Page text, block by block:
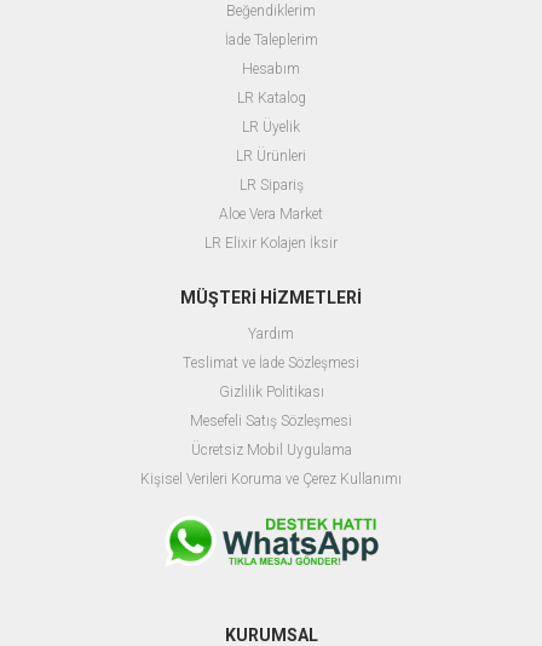
Beğendiklerim
İade Taleplerim
Hesabım
LR Katalog
LR Üyelik
L R Ürünleri
LR Sipariş
Aloe Vera Market
LR Elixir Kolajen İksir
MÜŞTERİ HİZMETLERİ
Yardım
Teslimat ve İade Sözleşmesi
Gizlilik Politikası
Mesefeli Satış Sözleşmesi
Ücretsiz Mobil Uygulama
Kişisel Verileri Koruma ve Çerez Kullanımı
KURUMSAL